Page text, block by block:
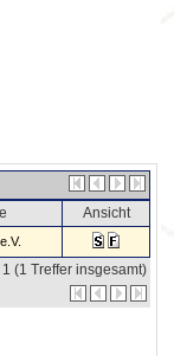
Ansicht
(1 Treffer insgesamt)